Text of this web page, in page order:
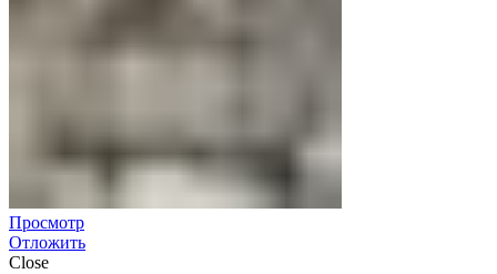
Просмотр
Отложить
Close